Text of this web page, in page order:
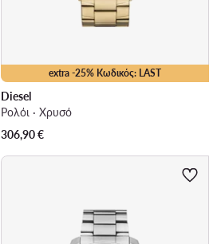
extra -25% Κωδικός: LAST
Diesel
Ρολόι · Χρυσό
306,90€